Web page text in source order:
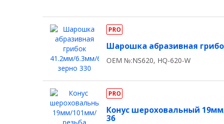
PRO
Шарошка абразивная
OEM №:NS620, HQ-620-W
PRO
Конус шероховальный
36